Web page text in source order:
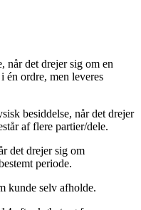
når det drejer sig om en
én ordre, men leveres
besiddelse, når det drejer
af flere partier/dele.
det drejer sig om
periode.
kunde selv afholde.